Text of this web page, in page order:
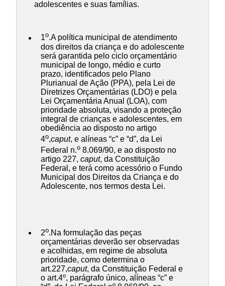
adolescentes e suas famílias.
1o.A política municipal de atendimento
dos direitos da criança e do adolescente
será garantida pelo ciclo orçamentário
municipal de longo, médio e curto
prazo, identificados pelo Plano
Plurianual de Ação (PPA), pela Lei de
Diretrizes Orçamentárias (LDO) e pela
Lei Orçamentária Anual (LOA), com
prioridade absoluta, visando a proteção
integral de crianças e adolescentes, em
obediência ao disposto no artigo
4o,caput, e alíneas “c” e “d”, da Lei
Federal n.o 8.069/90, e ao disposto no
artigo 227, caput, da Constituição
Federal, e terá como acessório o Fundo
Municipal dos Direitos da Criança e do
Adolescente, nos termos desta Lei.
2o.Na formulação das peças
orçamentárias deverão ser observadas
e acolhidas, em regime de absoluta
prioridade, como determina o
art.227,caput, da Constituição Federal e
o art.4º, parágrafo único, alíneas “c” e